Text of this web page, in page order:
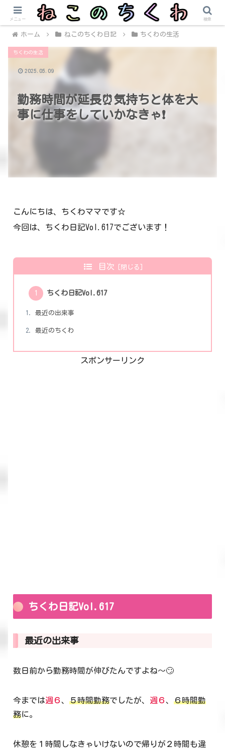
ホーム ねこのちくわ日記 ちくわの生活
勤務時間が延長⏰気持ちと体を大
事に仕事をしていかなきゃ❗
ちくわの生活
2025.05.09
こんにちは、ちくわママです☆
今回は、ちくわ日記Vol.617でございます！
目次
ちくわ日記Vol.617
最近の出来事
最近のちくわ
スポンサーリンク
ちくわ日記Vol.617
最近の出来事
数日前から勤務時間が伸びたんですよね～🙄
今までは週６、 ５時間勤務でしたが、 週６、 ６時間勤
務に。
休憩を１時間しなきゃいけないので帰りが２時間も違
メニュー 検索